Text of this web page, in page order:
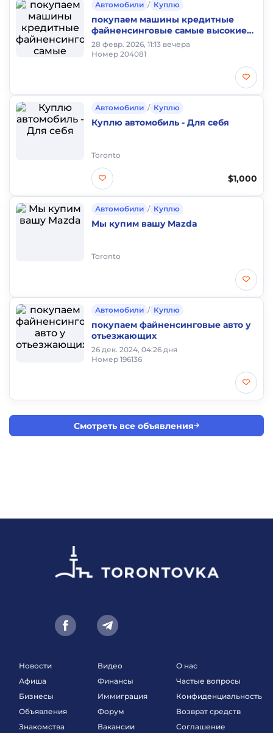
Автомобили / Куплю
покупаем машины кредитные
файненсинговые самые высокие
цены
28 февр. 2026, 11:13 вечера
Номер 204081
Автомобили / Куплю
Куплю автомобиль - Для себя
Toronto
$1,000
Автомобили / Куплю
Мы купим вашy Mazda
Toronto
Автомобили / Куплю
покупаем файненсинговые авто у
отьезжающих
26 дек. 2024, 04:26 дня
Номер 196136
Смотреть все объявления
Новости
Афиша
Бизнесы
Объявления
Знакомства
Видео
Финансы
Иммиграция
Форум
Вакансии
О нас
Частые вопросы
Конфиденциальность
Возврат средств
Соглашение